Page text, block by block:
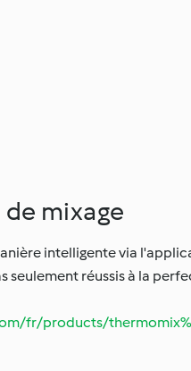
mixage
intelligente via
seulement réussis à la
fr/products/